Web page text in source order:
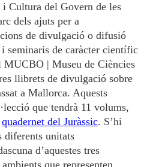
Cultura del Govern de les
dels ajuts per a
de divulgació o difusió
seminaris de caràcter científic
MUCBO | Museu de Ciències
llibrets de divulgació sobre
a Mallorca. Aquests
que tendrà 11 volums,
quadernet del Juràssic. S’hi
diferents unitats
d’aquestes tres
que representen,